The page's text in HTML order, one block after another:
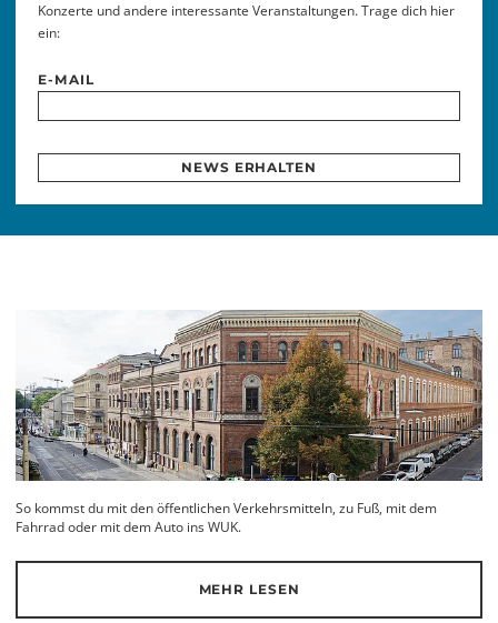
Konzerte und andere interessante Veranstaltungen. Trage dich hier
ein:
E-MAIL
NEWS ERHALTEN
So kommst du mit den öffentlichen Verkehrsmitteln, zu Fuß, mit dem
Fahrrad oder mit dem Auto ins WUK.
MEHR LESEN